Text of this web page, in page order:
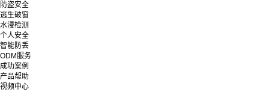
防盗安全
逃生破窗
水浸检测
个人安全
智能防丢
ODM服务
成功案例
产品帮助
视频中心